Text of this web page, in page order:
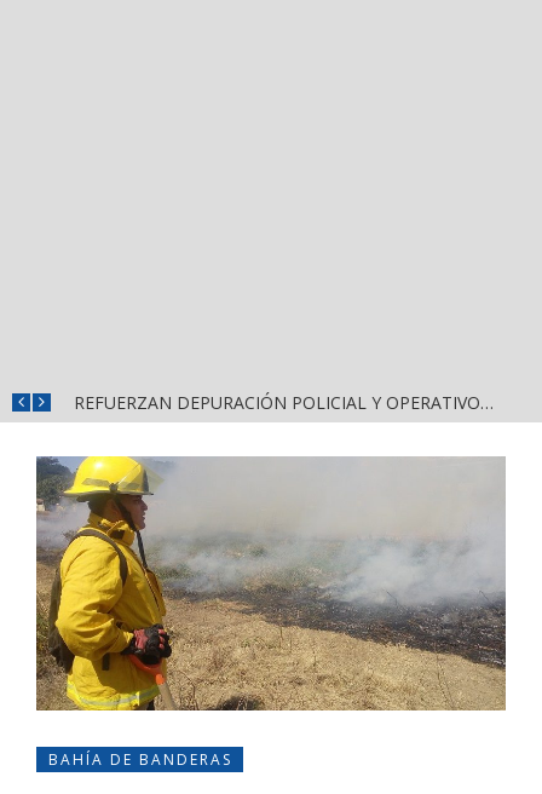
REFUERZAN DEPURACIÓN POLICIAL Y OPERATIVOS EN FRONTERAS DE NAYARIT
BAHÍA DE BANDERAS